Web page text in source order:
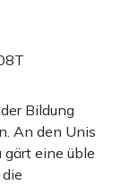
Bildung
An den Unis
gärt eine üble